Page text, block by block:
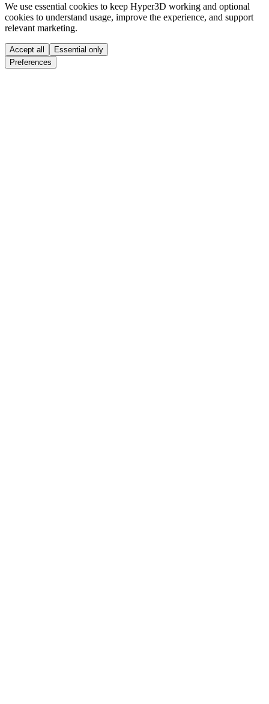
We use essential cookies to keep Hyper3D working and optional
cookies to understand usage, improve the experience, and support
relevant marketing.
Accept all
Essential only
Preferences